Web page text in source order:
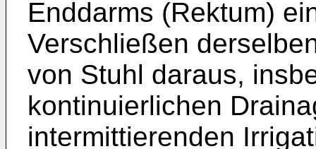
Enddarms (Rektum)
Verschließen
von Stuhl daraus,
kontinuierlichen
intermittierenden